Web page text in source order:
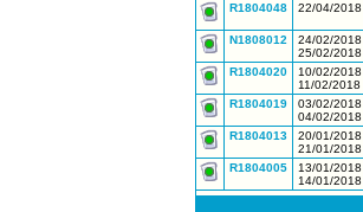
R1804048 22/04/2018
N1808012
24/02/2018
25/02/2018
R1804020
10/02/2018
11/02/2018
R1804019
03/02/2018
04/02/2018
R1804013
20/01/2018
21/01/2018
R1804005
13/01/2018
14/01/2018